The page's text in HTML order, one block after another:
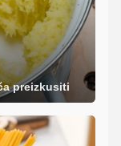
preizkusiti